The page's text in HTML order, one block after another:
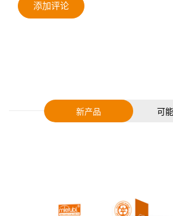
添加评论
新产品 可